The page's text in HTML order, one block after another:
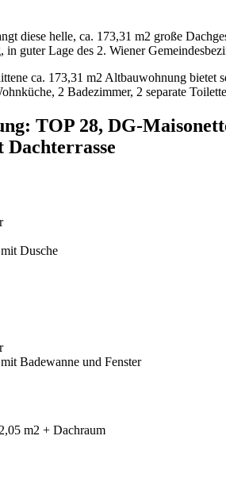
diese helle, ca. 173,31 m2 große
in guter Lage des 2. Wiener
ca. 173,31 m2 Altbauwohnung bietet
2 Badezimmer, 2 separate
TOP 28, DG-
Dusche
Badewanne und Fenster
m2 + Dachraum